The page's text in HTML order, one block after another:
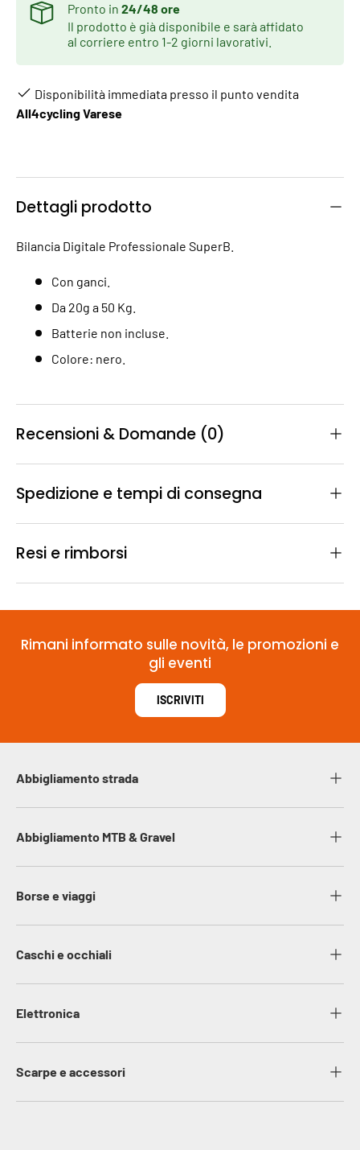
Pronto in 24/48 ore
Il prodotto è già disponibile e sarà affidato
al corriere entro 1-2 giorni lavorativi.
Disponibilità immediata presso il punto vendita
All4cycling Varese
Dettagli prodotto
Bilancia Digitale Professionale SuperB.
Con ganci.
Da 20g a 50 Kg.
Batterie non incluse.
Colore: nero.
Recensioni & Domande (0)
Spedizione e tempi di consegna
Resi e rimborsi
Rimani informato sulle novità, le promozioni e
gli eventi
ISCRIVITI
Abbigliamento strada
Abbigliamento MTB & Gravel
Borse e viaggi
Caschi e occhiali
Elettronica
Scarpe e accessori